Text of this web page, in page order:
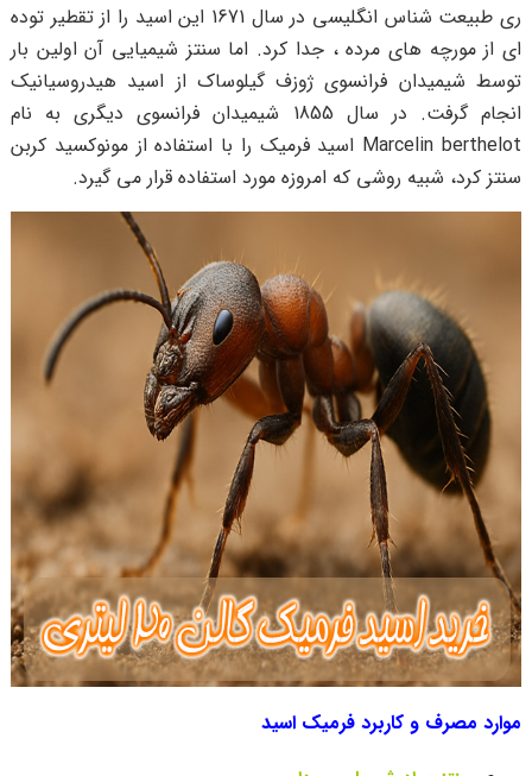
ری طبیعت شناس انگلیسی در سال 1671 این اسید را از تقطیر توده
ای از مورچه های مرده ، جدا کرد. اما سنتز شیمیایی آن اولین بار
توسط شیمیدان فرانسوی ژوزف گیلوساک از اسید هیدروسیانیک
انجام گرفت. در سال 1855 شیمیدان فرانسوی دیگری به نام
Marcelin berthelot اسید فرمیک را با استفاده از مونوکسید کربن
سنتز کرد، شبیه روشی که امروزه مورد استفاده قرار می گیرد.
موارد مصرف و کاربرد فرمیک اسید